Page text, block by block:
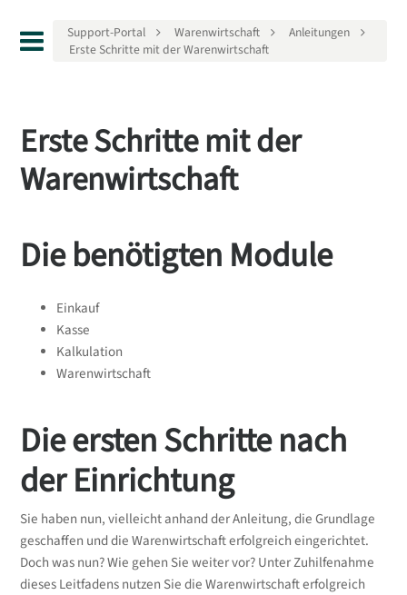
Support-Portal Warenwirtschaft
Anleitungen
Erste Schritte mit der Warenwirtschaft
Erste Schritte mit der
Warenwirtschaft
Die benötigten Module
Einkauf
Kasse
Kalkulation
Warenwirtschaft
Die ersten Schritte nach
der Einrichtung
Sie haben nun, vielleicht anhand der Anleitung, die Grundlage
geschaffen und die Warenwirtschaft erfolgreich eingerichtet.
Doch was nun? Wie gehen Sie weiter vor? Unter Zuhilfenahme
dieses Leitfadens nutzen Sie die Warenwirtschaft erfolgreich